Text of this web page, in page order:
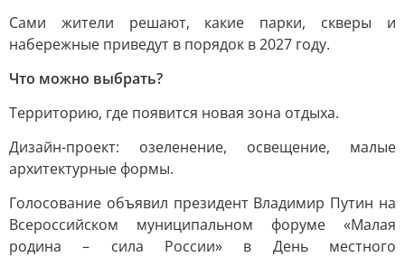
Сами жители решают, какие парки, скверы и
набережные приведут в порядок в 2027 году.
Что можно выбрать?
Территорию, где появится новая зона отдыха.
Дизайн-проект: озеленение, освещение, малые
архитектурные формы.
Голосование объявил президент Владимир Путин на
Всероссийском муниципальном форуме «Малая
родина – сила России» в День местного